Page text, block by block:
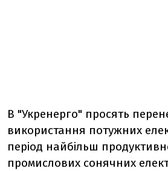
В "Укренерго" просять
використання потужних
період найбільш
промислових сонячних